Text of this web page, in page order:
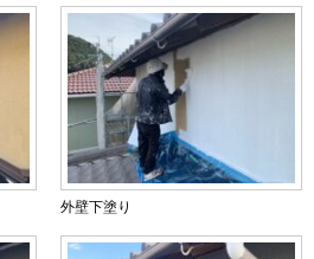
外壁下塗り